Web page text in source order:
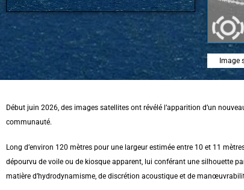
Image
Début juin 2026, des images satellites ont révélé l’apparition d’un
communauté.
Long d’environ 120 mètres pour une largeur estimée entre 10 et 11
dépourvu de voile ou de kiosque apparent, lui conférant une silhouette
matière d’hydrodynamisme, de discrétion acoustique et de